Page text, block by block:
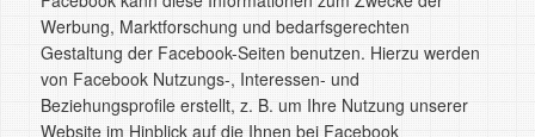
Werbung, Marktforschung und bedarfsgerechten
Gestaltung der Facebook-Seiten benutzen. Hierzu werden
von Facebook Nutzungs-, Interessen- und
Beziehungsprofile erstellt, z. B. um Ihre Nutzung unserer
Website im Hinblick auf die Ihnen bei Facebook